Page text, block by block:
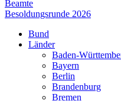
Beamte
Besoldungsrunde 2026
Bund
Länder
Baden-
Bayern
Berlin
Brandenburg
Bremen